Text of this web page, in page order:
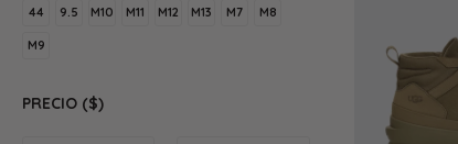
44 9.5 M10 M11 M12 M13 M7 M8
M9
PRECIO ($)